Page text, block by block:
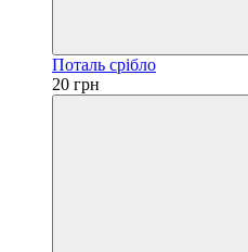
Поталь срібло
20 грн